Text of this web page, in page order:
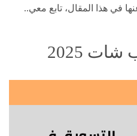
في هذا المقال، تابع معي..
2025